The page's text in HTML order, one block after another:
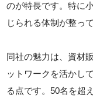
のが特長です。特に
じられる体制が整っ
同社の魅力は、資材
ットワークを活かし
る点です。50名を超